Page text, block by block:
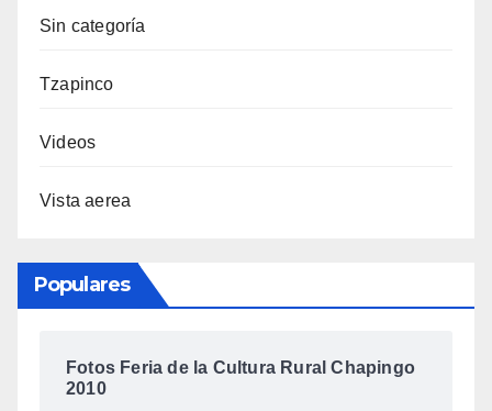
Sin categoría
Tzapinco
Videos
Vista aerea
Populares
Fotos Feria de la Cultura Rural Chapingo
2010